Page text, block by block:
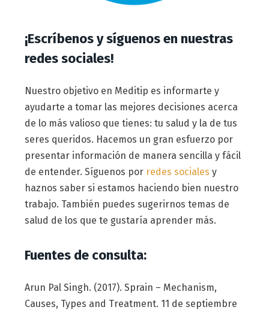
¡Escríbenos y síguenos en nuestras
redes sociales!
Nuestro objetivo en Meditip es informarte y
ayudarte a tomar las mejores decisiones acerca
de lo más valioso que tienes: tu salud y la de tus
seres queridos. Hacemos un gran esfuerzo por
presentar información de manera sencilla y fácil
de entender. Síguenos por redes sociales y
haznos saber si estamos haciendo bien nuestro
trabajo. También puedes sugerirnos temas de
salud de los que te gustaría aprender más.
Fuentes de consulta:
Arun Pal Singh. (2017). Sprain – Mechanism,
Causes, Types and Treatment. 11 de septiembre